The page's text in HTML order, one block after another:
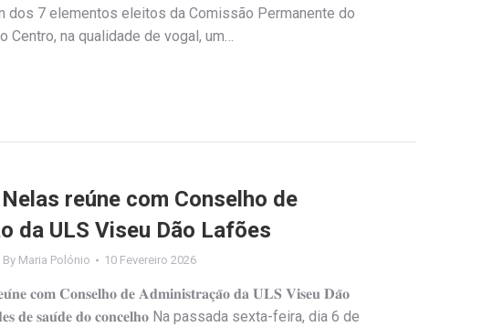
dos 7 elementos eleitos da Comissão Permanente do
Centro, na qualidade de vogal, um…
reúne com Conselho de
da ULS Viseu Dão Lafões
By Maria Polónio 10 Fevereiro 2026
𝐜𝐨𝐦 𝐂𝐨𝐧𝐬𝐞𝐥𝐡𝐨 𝐝𝐞 𝐀𝐝𝐦𝐢𝐧𝐢𝐬𝐭𝐫𝐚𝐜̧𝐚̃𝐨 𝐝𝐚 𝐔𝐋𝐒 𝐕𝐢𝐬𝐞𝐮 𝐃𝐚̃𝐨
𝐝𝐞 𝐬𝐚𝐮́𝐝𝐞 𝐝𝐨 𝐜𝐨𝐧𝐜𝐞𝐥𝐡𝐨 Na passada sexta-feira, dia 6 de